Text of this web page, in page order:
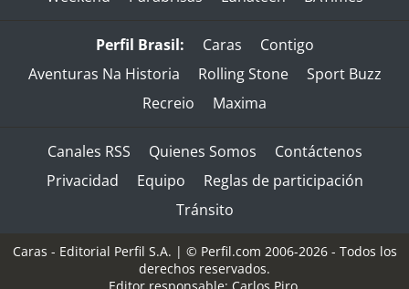
Perfil Brasil: Caras
Contigo
Aventuras Na Historia
Rolling Stone
Sport Buzz
Recreio
Maxima
Canales RSS Quienes Somos
Contáctenos
Privacidad
Equipo
Reglas de participación
Tránsito
Caras - Editorial Perfil S.A. | © Perfil.com 2006-2026 - Todos los
derechos reservados.